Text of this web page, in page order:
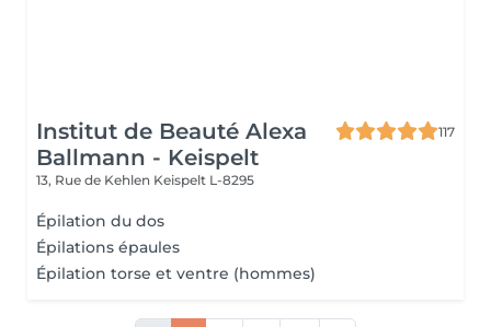
Institut de Beauté Alexa
Ballmann - Keispelt
117
13, Rue de Kehlen Keispelt L-8295
Épilation du dos
Épilations épaules
Épilation torse et ventre (hommes)